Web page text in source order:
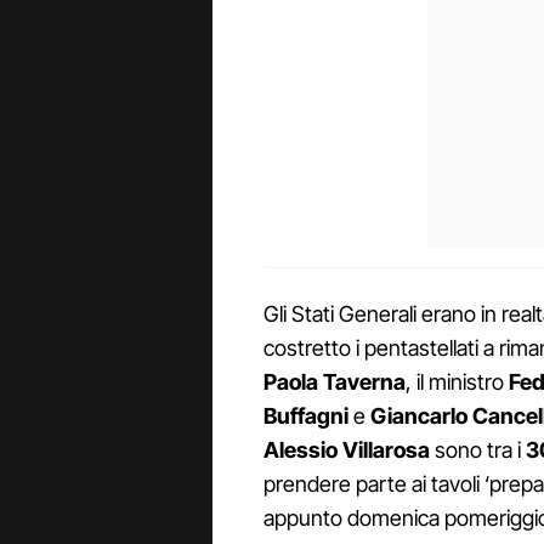
Gli Stati Generali erano in
costretto i pentastellati a
Paola Taverna, il ministro
BuffagnieGiancarlo
Alessio Villarosasono tra i
prendere parte ai tavoli
appunto domenica